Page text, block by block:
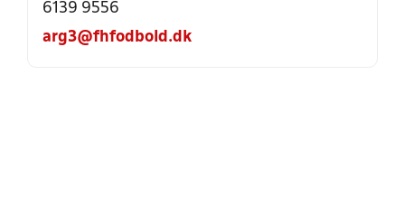
6139 9556
arg3@fhfodbold.dk